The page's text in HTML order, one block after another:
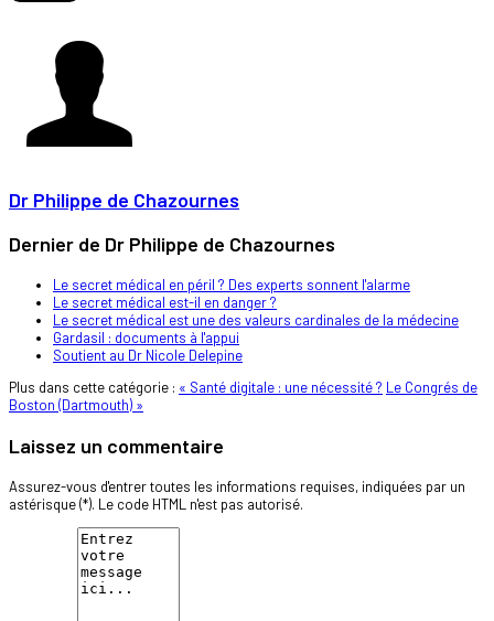
Dr Philippe de Chazournes
Dernier de Dr Philippe de Chazournes
Le secret médical en péril ? Des experts sonnent l'alarme
Le secret médical est-il en danger ?
Le secret médical est une des valeurs cardinales de la médecine
Gardasil : documents à l'appui
Soutient au Dr Nicole Delepine
Plus dans cette catégorie : « Santé digitale : une nécessité ? Le Congrés de
Boston (Dartmouth) »
Laissez un commentaire
Assurez-vous d'entrer toutes les informations requises, indiquées par un
astérisque (*). Le code HTML n'est pas autorisé.